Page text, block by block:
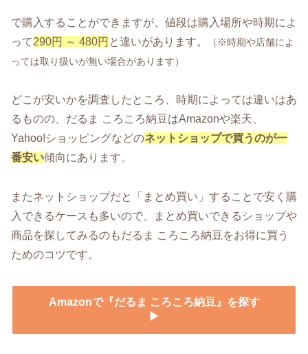
で購入することができますが、値段は購入場所や時期によ
って290円 ～ 480円 と違いがあります。
（※時期や店舗によ
っては取り扱いが無い場合があります）
どこが安いかを調査したところ、時期によっては違いはあ
るものの、だるま ころころ納豆はAmazonや楽天、
Yahoo!ショッピングなどのネットショップで買うのが一
番安い傾向にあります。
またネットショップだと「まとめ買い」することで安く購
入できるケースも多いので、まとめ買いできるショップや
商品を探してみるのもだるま ころころ納豆をお得に買う
ためのコツです。
Amazonで『だるま ころころ納豆』を探す
▶